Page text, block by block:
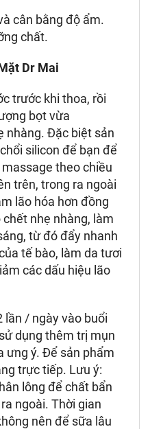
cân bằng độ ẩm.
chất.
Dr Mai
trước khi thoa, rồi
bọt vừa
nhàng. Đặc biệt sản
silicon để bạn để
theo chiều
trên, trong ra ngoài
lão hóa hơn đồng
nhẹ nhàng, làm
từ đó đẩy nhanh
tế bào, làm da tươi
các dấu hiệu lão
lần / ngày vào buổi
dụng thêm trị mụn
ưng ý. Để sản phẩm
trực tiếp. Lưu ý:
lông để chất bẩn
ngoài. Thời gian
nên để sữa lâu